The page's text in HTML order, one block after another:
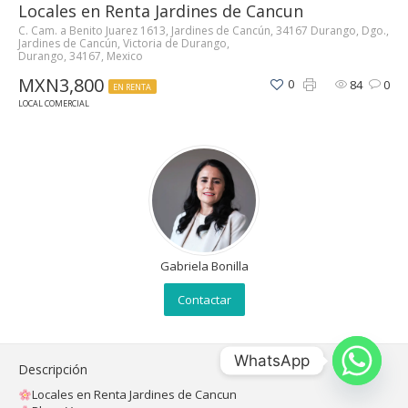
Locales en Renta Jardines de Cancun
C. Cam. a Benito Juarez 1613, Jardines de Cancún, 34167 Durango, Dgo.,
Jardines de Cancún, Victoria de Durango,
Durango, 34167, Mexico
MXN3,800
EN RENTA
LOCAL COMERCIAL
84 0
0
Gabriela Bonilla
Contactar
Descripción
Locales en Renta Jardines de Cancun
WhatsApp